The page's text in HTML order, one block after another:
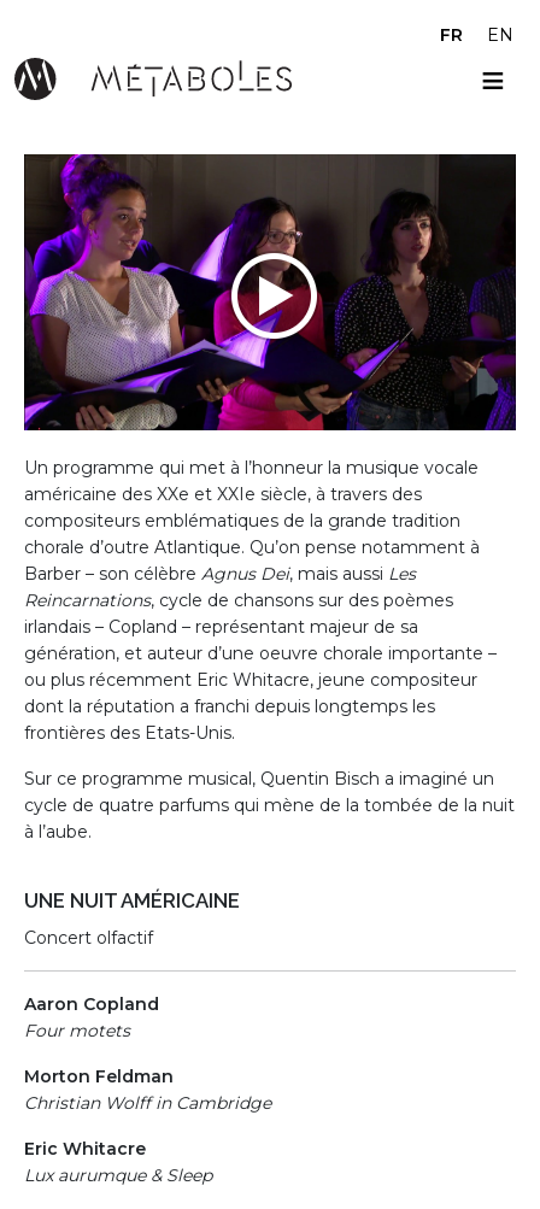
EN
FR
Un programme qui met à l’honneur la musique vocale
américaine des XXe et XXIe siècle, à travers des
compositeurs emblématiques de la grande tradition
chorale d’outre Atlantique. Qu’on pense notamment à
Barber – son célèbre Agnus Dei, mais aussi Les
Reincarnations, cycle de chansons sur des poèmes
irlandais – Copland – représentant majeur de sa
génération, et auteur d’une oeuvre chorale importante –
ou plus récemment Eric Whitacre, jeune compositeur
dont la réputation a franchi depuis longtemps les
frontières des Etats-Unis.
Sur ce programme musical, Quentin Bisch a imaginé un
cycle de quatre parfums qui mène de la tombée de la nuit
à l’aube.
UNE NUIT AMÉRICAINE
Concert olfactif
Aaron Copland
Four motets
Morton Feldman
Christian Wolff in Cambridge
Eric Whitacre
Lux aurumque & Sleep